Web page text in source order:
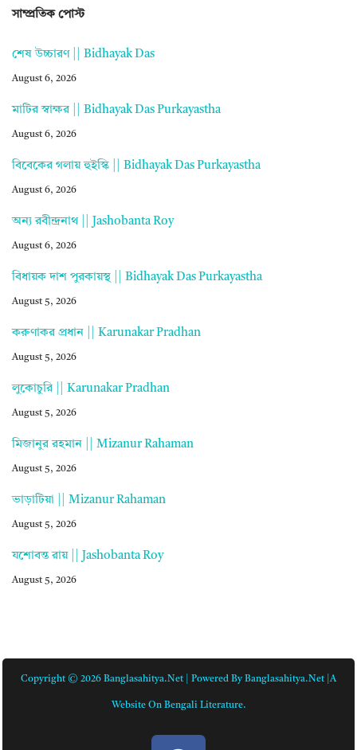
সাম্প্রতিক পোস্ট
শেষ উচ্চারণ || Bidhayak Das
August 6, 2026
মাটির স্বাক্ষর || Bidhayak Das Purkayastha
August 6, 2026
বিবেকের গলায় হুইস্কি || Bidhayak Das Purkayastha
August 6, 2026
অন্য রবীন্দ্রনাথ || Jashobanta Roy
August 6, 2026
বিধায়ক দাশ পুরকায়স্থ || Bidhayak Das Purkayastha
August 5, 2026
করুণাকর প্রধান || Karunakar Pradhan
August 5, 2026
লুকোচুরি || Karunakar Pradhan
August 5, 2026
মিজানুর রহমান || Mizanur Rahaman
August 5, 2026
ভাড়াটিয়া || Mizanur Rahaman
August 5, 2026
যশোবন্ত রায় || Jashobanta Roy
August 5, 2026
Copyright © 2026 Banglasahitya.net | Powered By Banglasahitya.net |A
Website On Bengali Literature.